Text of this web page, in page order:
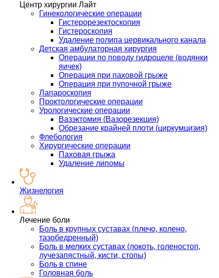
Центр хирургии Лайт
Гинекологические операции
Гистерорезектоскопия
Гистероскопия
Удаление полипа цервикального канала
Детская амбулаторная хирургия
Операции по поводу гидроцеле (водянки
яичек)
Операция при паховой грыже
Операция при пупочной грыже
Лапароскопия
Проктологические операции
Урологические операции
Вазэктомия (Вазорезекция)
Обрезание крайней плоти (циркумцизия)
Флебология
Хирургические операции
Паховая грыжа
Удаление липомы
Жизнелогия
Лечение боли
Боль в крупных суставах (плечо, колено,
тазобедренный)
Боль в мелких суставах (локоть, голеностоп,
лучезапястный, кисти, стопы)
Боль в спине
Головная боль